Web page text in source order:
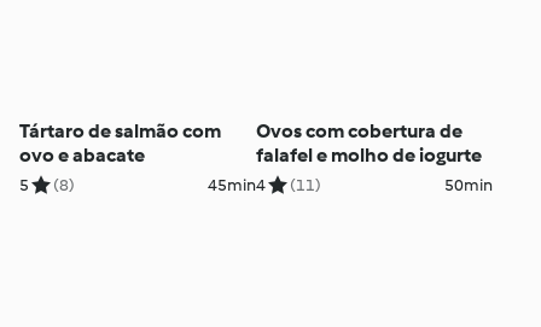
Tártaro de salmão com
ovo e abacate
5 (8) 45min
Ovos com cobertura de
falafel e molho de iogurte
4 (11) 50min